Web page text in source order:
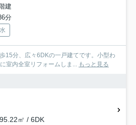
建
分
15分、広々6DKの一戸建てです。小型わ
室内全室リフォームしま... もっと見る
㎡ / 6DK